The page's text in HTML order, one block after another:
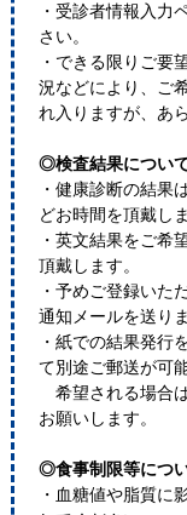
・受診者情報入力
さい。
・できる限りご要
況などにより、ご
れ入りますが、あ
◎検査結果につい
・健康診断の結果
どお時間を頂戴しま
・英文結果をご希
頂戴します。
・予めご登録いた
通知メールを送りま
・紙での結果発行
て別途ご郵送が可
希望される場合
お願いします。
◎食事制限等につ
・血糖値や脂質に